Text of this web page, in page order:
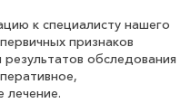
к специалисту нашего
признаков
обследования
лечение.